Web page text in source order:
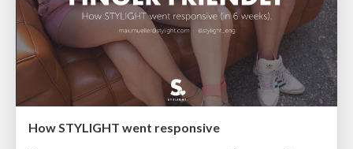
How STYLIGHT went responsive